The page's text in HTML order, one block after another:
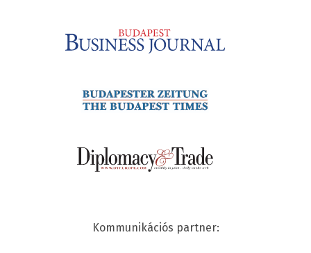
Kommunikációs partner: